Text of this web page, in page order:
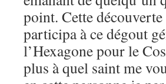
point. Cette
participa à ce dégout
l’Hexagone pour le
plus à quel saint me